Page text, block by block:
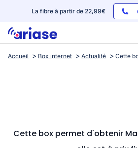
La fibre à partir de 22,99€
Box internet
Streaming
Accueil Box internet Actualité Cette
Cette box permet d'obtenir